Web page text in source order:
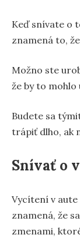
Keď snívate o
znamená to,
Možno ste
že by to
Budete sa
trápiť dlho, ak
Snívať o
Vycítení v
znamená, že
zmenami,